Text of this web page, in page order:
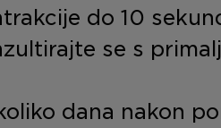
do 10
se s
dana nakon